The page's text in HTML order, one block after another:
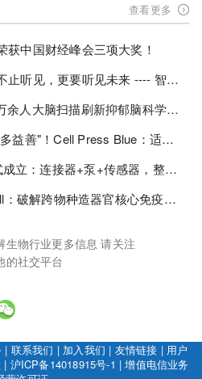
查看更多
获中国财经峰会三项大奖！
【人工耳蜗技术解读】不止听见，更要听见未来 ---- 智能耳蜗，开启人工耳蜗技术新纪元！
Nat Mental Health：两万余人大脑扫描刷新抑郁脑科学认知！抑郁不只是情绪病，视觉、运动脑区同步受损！
实锤！蛋白质真不是"多多益善"！Cell Press Blue：适度限蛋白，反而拉长健康寿命！
官宣 | CPC Biotech正式成立：连接器+泵+传感器，整合生物制药流体管理解决方案！
猪身上长人器官？！Cell：破解跨物种造器官核心免疫关卡！全新异种吞噬机制打通人体器官培育赛道！
生物行业更多信息 请关注
的社交平台
| 联系我们 | 加入我们 | 友情链接 | 用户
| 沪ICP备14018915号-1 |增值电信业务